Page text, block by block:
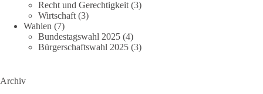
Recht und Gerechtigkeit (3)
Wirtschaft (3)
Wahlen (7)
Bundestagswahl 2025 (4)
Bürgerschaftswahl 2025 (3)
Archiv